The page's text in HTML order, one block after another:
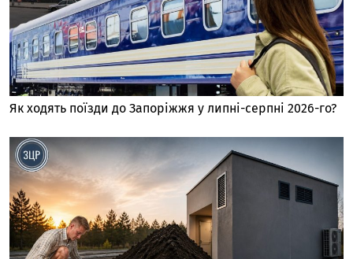
Як ходять поїзди до Запоріжжя у липні-серпні 2026-го?